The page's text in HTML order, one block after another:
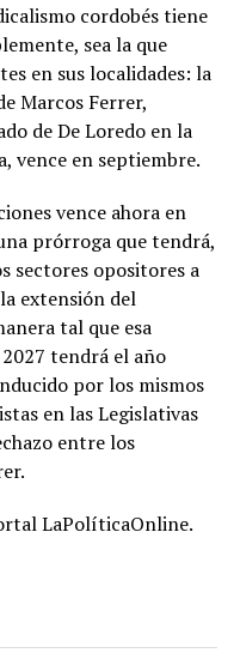
cordobés tiene
sea la que
en sus localidades: la
Marcos Ferrer,
de De Loredo en la
vence en septiembre.
vence ahora en
prórroga que tendrá,
sectores opositores a
extensión del
tal que esa
tendrá el año
por los mismos
en las Legislativas
entre los
LaPolíticaOnline.